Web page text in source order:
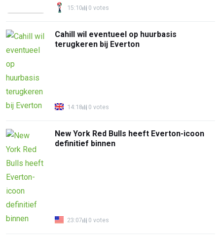
15:10 0 votes
Cahill wil eventueel op huurbasis
terugkeren bij Everton
14:18 0 votes
New York Red Bulls heeft Everton-icoon
definitief binnen
23:07 0 votes